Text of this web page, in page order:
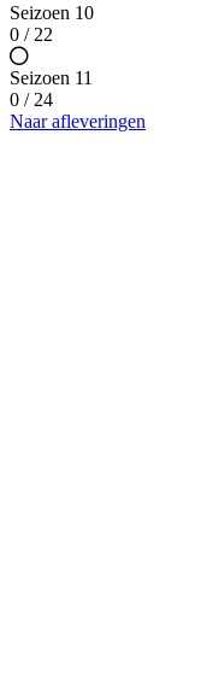
Seizoen 10
0 / 22
Seizoen 11
0 / 24
Naar afleveringen